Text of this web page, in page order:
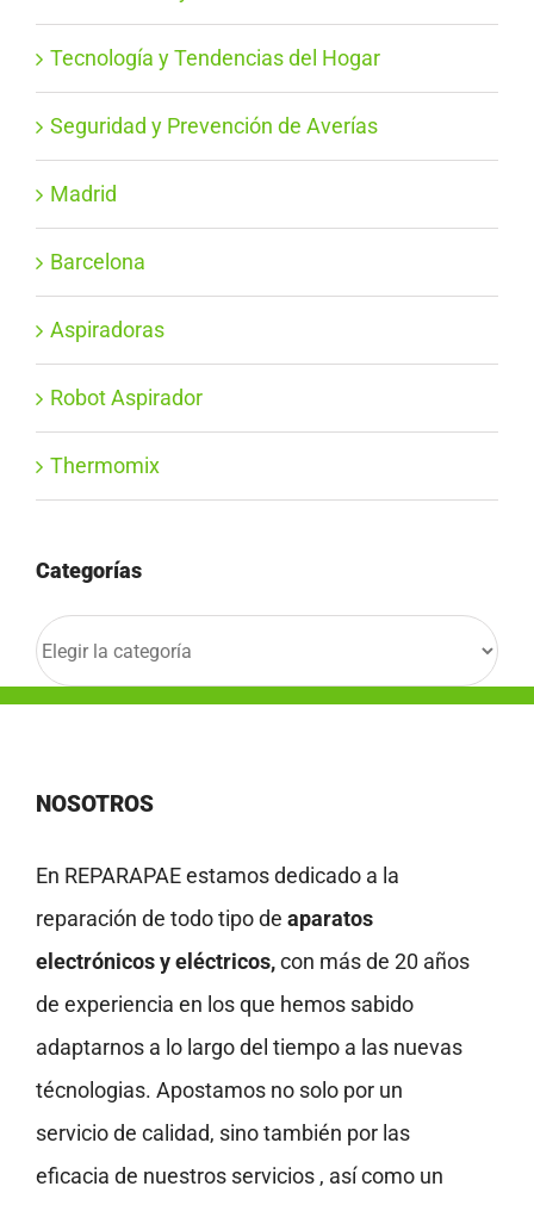
Tecnología y Tendencias del Hogar
Seguridad y Prevención de Averías
Madrid
Barcelona
Aspiradoras
Robot Aspirador
Thermomix
Categorías
Categorías
NOSOTROS
En REPARAPAE estamos dedicado a la
reparación de todo tipo de aparatos
electrónicos y eléctricos,con más de 20 años
de experiencia en los que hemos sabido
adaptarnos a lo largo del tiempo a las nuevas
técnologias. Apostamos no solo por un
servicio de calidad, sino también por las
eficacia de nuestros servicios , así como un